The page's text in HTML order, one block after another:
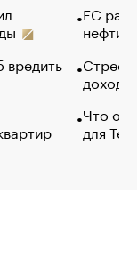
вредить
ЕС
нефти
Что
для